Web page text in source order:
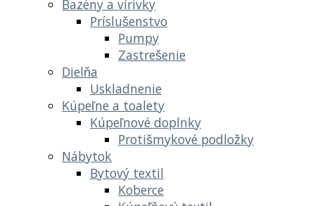
Bazény a vírivky
Príslušenstvo
Pumpy
Zastrešenie
Dielňa
Uskladnenie
Kúpeľne a toalety
Kúpeľnové doplnky
Protišmykové podložky
Nábytok
Bytový textil
Koberce